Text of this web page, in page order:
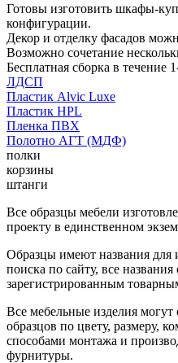
Готовы изготовить шкафы-
конфигурации.
Декор и отделку фасадов
Возможно сочетание
Бесплатная сборка в течение
ЛДСП
Пластик Alvic Luxe
Пластик HPL
Пленка ПВХ
Полотно АГТ (МДФ)
полки
корзины
штанги
Все образцы мебели
проекту в единственном
Образцы имеют названия для
поиска по сайту, все
зарегистрированным
Все мебельные изделия могут
образцов по цвету, размеру,
способами монтажа и
фурнитуры.